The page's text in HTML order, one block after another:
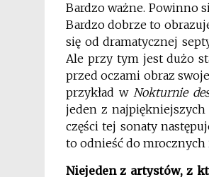
Bardzo ważne. Powinno
Bardzo dobrze to
się od dramatycznej
Ale przy tym jest dużo
przed oczami obraz
przykład wNokturnie
jeden z najpiękniejszych
części tej sonaty
to odnieść do
Niejeden z artystów, z